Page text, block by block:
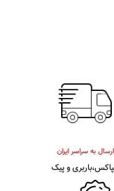
ارسال به سراسر ایران
و پیک